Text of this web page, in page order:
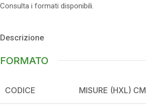
Consulta i formati disponibili.
Descrizione
FORMATO
CODICE MISURE (HXL) CM